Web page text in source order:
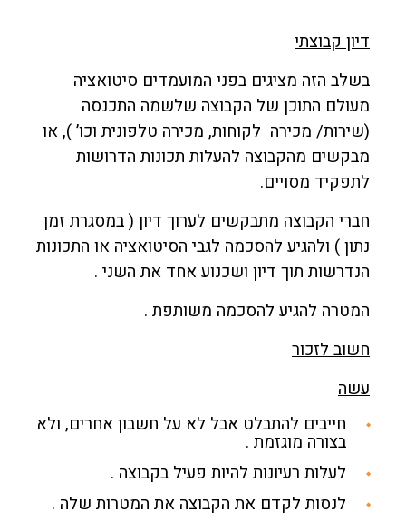
דיון קבוצתי
בשלב הזה מציגים בפני המועמדים סיטואציה
מעולם התוכן של הקבוצה שלשמה התכנסה
(שירות/ מכירה לקוחות, מכירה טלפונית וכו’ ), או
מבקשים מהקבוצה להעלות תכונות הדרושות
לתפקיד מסויים.
חברי הקבוצה מתבקשים לערוך דיון ( במסגרת זמן
נתון ) ולהגיע להסכמה לגבי הסיטואציה או התכונות
הנדרשות תוך דיון ושכנוע אחד את השני .
המטרה להגיע להסכמה משותפת .
חשוב לזכור
עשה
חייבים להתבלט אבל לא על חשבון אחרים, ולא
בצורה מוגזמת .
לעלות רעיונות להיות פעיל בקבוצה .
לנסות לקדם את הקבוצה את המטרות שלה .